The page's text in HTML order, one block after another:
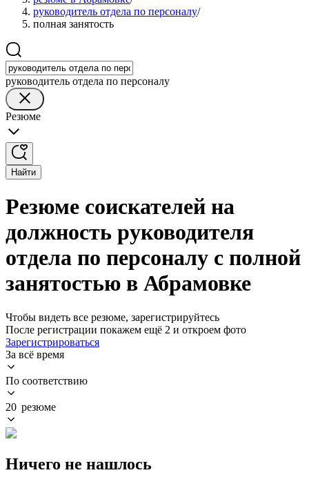
руководитель отдела по персоналу/
полная занятость
руководитель отдела по персоналу
Резюме
Найти
Резюме соискателей на
должность руководителя
отдела по персоналу с полной
занятостью в Абрамовке
Чтобы видеть все резюме, зарегистрируйтесь
После регистрации покажем ещё 2 и откроем фото
Зарегистрироваться
За всё время
По соответствию
20 резюме
Ничего не нашлось